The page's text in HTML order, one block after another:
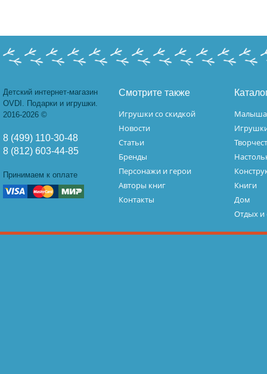
Детский интернет-магазин
OVDI. Подарки и игрушки.
2016-2026 ©
8 (499) 110-30-48
8 (812) 603-44-85
Принимаем к оплате
Смотрите также
Игрушки со скидкой
Новости
Статьи
Бренды
Персонажи и герои
Авторы книг
Контакты
Книги
Дом
Отдых и